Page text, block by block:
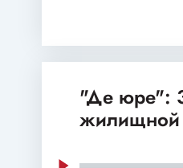
"Де юре":
жилищной